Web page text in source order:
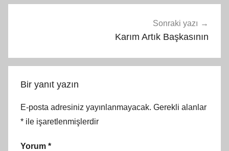
Sonraki yazı
Karım Artık Başkasının
Bir yanıt yazın
E-posta adresiniz yayınlanmayacak. Gerekli alanlar
* ile işaretlenmişlerdir
Yorum *